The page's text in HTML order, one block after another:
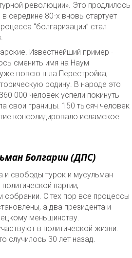
революции». Это продлилось
середине 80-х вновь стартует
“болгаризации” стал
Известнейший пример -
сменить имя на Наум
вовсю шла Перестройка,
родину. В народе это
000 человек успели покинуть
свои границы. 150 тысяч человек
консолидировало исламское
Болгарии (ДПС)
и свободы турок и мусульман
партии,
собрании. С тех пор все процессы
а два президента и
меньшинству.
в политической жизни.
случилось 30 лет назад.